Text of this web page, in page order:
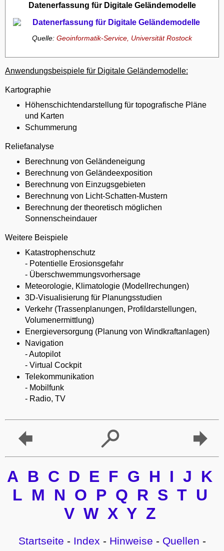
Datenerfassung für Digitale Geländemodelle
Quelle: Geoinformatik-Service, Universität Rostock
Anwendungsbeispiele für Digitale Geländemodelle:
Kartographie
Höhenschichtendarstellung für topografische Pläne
und Karten
Schummerung
Reliefanalyse
Berechnung von Geländeneigung
Berechnung von Geländeexposition
Berechnung von Einzugsgebieten
Berechnung von Licht-Schatten-Mustern
Berechnung der theoretisch möglichen
Sonnenscheindauer
Weitere Beispiele
Katastrophenschutz
- Potentielle Erosionsgefahr
- Überschwemmungsvorhersage
Meteorologie, Klimatologie (Modellrechungen)
3D-Visualisierung für Planungsstudien
Verkehr (Trassenplanungen, Profildarstellungen,
Volumenermittlung)
Energieversorgung (Planung von Windkraftanlagen)
Navigation
- Autopilot
- Virtual Cockpit
Telekommunikation
- Mobilfunk
- Radio, TV
A B C D E F G H I J
K
L M N O P Q R S T U
V W X Y Z
Startseite - Index - Hinweise - Quellen -